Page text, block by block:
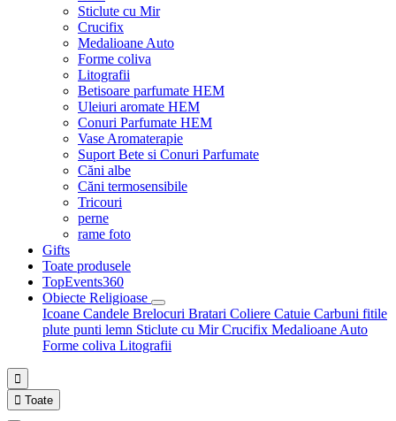
Sticlute cu Mir
Crucifix
Medalioane Auto
Forme coliva
Litografii
Betisoare parfumate HEM
Uleiuri aromate HEM
Conuri Parfumate HEM
Vase Aromaterapie
Suport Bete si Conuri Parfumate
Căni albe
Căni termosensibile
Tricouri
perne
rame foto
Gifts
Toate produsele
TopEvents360
Obiecte Religioase
Icoane Candele Brelocuri Bratari Coliere Catuie Carbuni fitile
plute punti lemn Sticlute cu MirCrucifix Medalioane Auto
Forme coliva Litografii

 Toate